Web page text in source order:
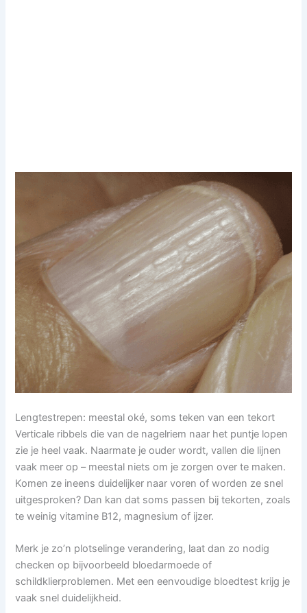
Lengtestrepen: meestal oké, soms teken van een tekort
Verticale ribbels die van de nagelriem naar het puntje lopen
zie je heel vaak. Naarmate je ouder wordt, vallen die lijnen
vaak meer op – meestal niets om je zorgen over te maken.
Komen ze ineens duidelijker naar voren of worden ze snel
uitgesproken? Dan kan dat soms passen bij tekorten, zoals
te weinig vitamine B12, magnesium of ijzer.
Merk je zo’n plotselinge verandering, laat dan zo nodig
checken op bijvoorbeeld bloedarmoede of
schildklierproblemen. Met een eenvoudige bloedtest krijg je
vaak snel duidelijkheid.